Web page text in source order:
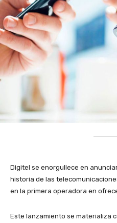
Digitel se enorgullece en
historia de las
en la primera operadora en
Este lanzamiento se materializa